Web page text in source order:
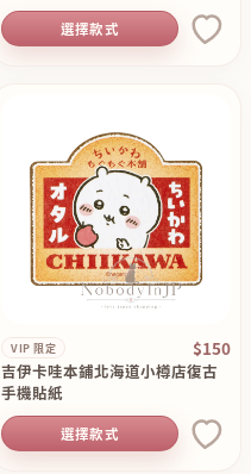
選擇款式
VIP 限定 $150
吉伊卡哇本鋪北海道小樽店復古
手機貼紙
選擇款式